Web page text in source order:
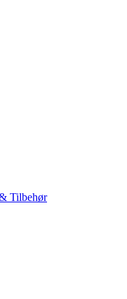
Tilbehør